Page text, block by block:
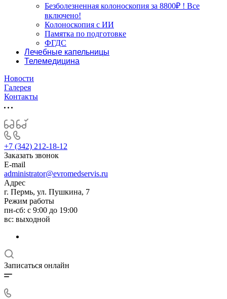
Безболезненная колоноскопия за 8800₽ ! Все
включено!
Колоноскопия с ИИ
Памятка по подготовке
ФГДС
Лечебные капельницы
Телемедицина
Новости
Галерея
Контакты
+7 (342) 212-18-12
Заказать звонок
E-mail
administrator@evromedservis.ru
Адрес
г. Пермь, ул. Пушкина, 7
Режим работы
пн-сб: с 9:00 до 19:00
вс: выходной
Записаться онлайн